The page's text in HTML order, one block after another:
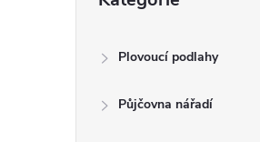
Plovoucí podlahy
Půjčovna nářadí